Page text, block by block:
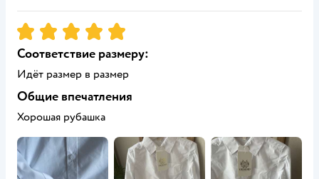
Рейтинг:5
Соответствие размеру:
Идёт размер в размер
Общие впечатления
Хорошая рубашка